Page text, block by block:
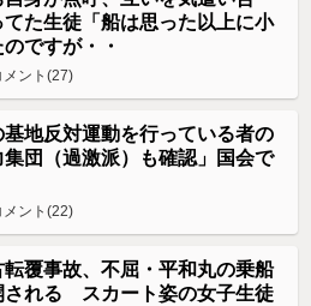
た生徒「船は思った以上に小
ですが・・
メント(27)
地反対運動を行っている者の
団（過激派）も確認」国会で
メント(22)
転覆事故、不屈・平和丸の乗船
される スカート姿の女子生徒